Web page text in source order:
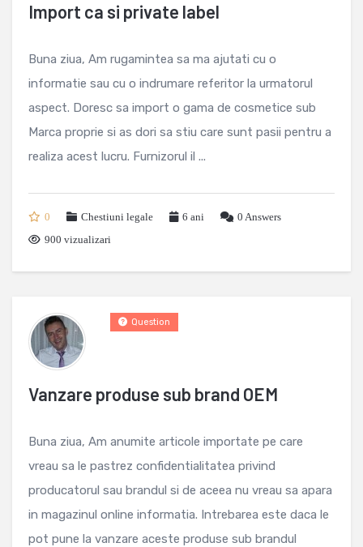
Import ca si private label
Buna ziua, Am rugamintea sa ma ajutati cu o
informatie sau cu o indrumare referitor la urmatorul
aspect. Doresc sa import o gama de cosmetice sub
Marca proprie si as dori sa stiu care sunt pasii pentru a
realiza acest lucru. Furnizorul il ...
0 Chestiuni legale 6 ani 0 Answers
900 vizualizari
Vanzare produse sub brand OEM
Question
Buna ziua, Am anumite articole importate pe care
vreau sa le pastrez confidentialitatea privind
producatorul sau brandul si de aceea nu vreau sa apara
in magazinul online informatia. Intrebarea este daca le
pot pune la vanzare aceste produse sub brandul